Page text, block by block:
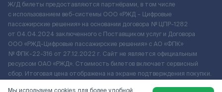
Ж/Д билеты предоставляются партнёрами, в том числе
с использованием веб-системы ООО «РЖД – Цифровые
пассажирские решения» на основании договора № ЦПР-1282
от 04.04.2024 заключенного с Поставщиком услуг и Договора
ООО «РЖД-Цифровые пассажирские решения» c АО «ФПК»
№ ФПК-22-316 от 27.12.2022 г. Сайт не является официальным
ресурсом ОАО «РЖД». Стоимость билетов включает сервисный
сбор. Итоговая цена отображена на экране подтверждения покупки.